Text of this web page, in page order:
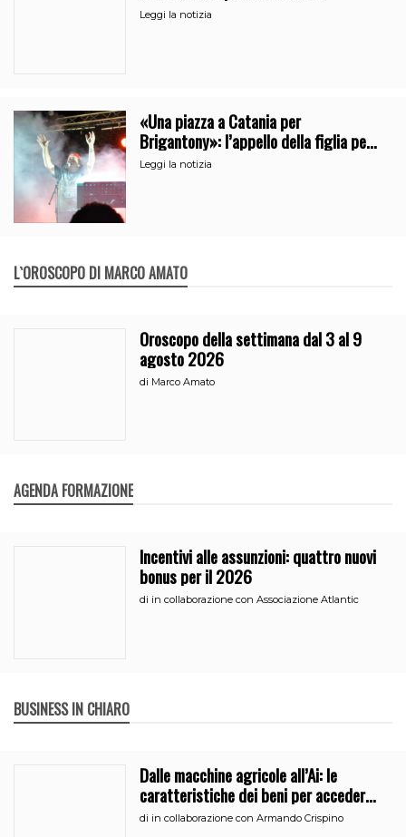
Leggi la notizia
«Una piazza a Catania per
Brigantony»: l’appello della figlia per
la memoria del cantante popolare
Leggi la notizia
L`OROSCOPO DI MARCO AMATO
Oroscopo della settimana dal 3 al 9
agosto 2026
di Marco Amato
AGENDA FORMAZIONE
Incentivi alle assunzioni: quattro nuovi
bonus per il 2026
di in collaborazione con Associazione Atlantic
BUSINESS IN CHIARO
Dalle macchine agricole all’Ai: le
caratteristiche dei beni per accedere
all’iperammortamento
di in collaborazione con Armando Crispino